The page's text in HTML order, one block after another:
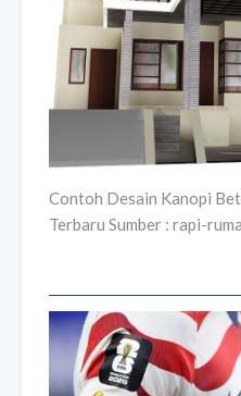
Contoh Desain Kanopi
Terbaru Sumber : rapi-